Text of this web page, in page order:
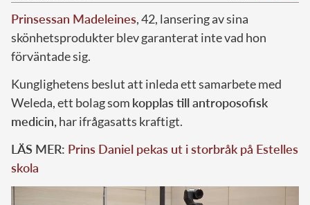
Prinsessan Madeleines, 42, lansering av sina
skönhetsprodukter blev garanterat inte vad hon
förväntade sig.
Kunglighetens beslut att inleda ett samarbete med
Weleda, ett bolag som kopplas till antroposofisk
medicin, har ifrågasatts kraftigt.
LÄS MER: Prins Daniel pekas ut i storbråk på Estelles
skola